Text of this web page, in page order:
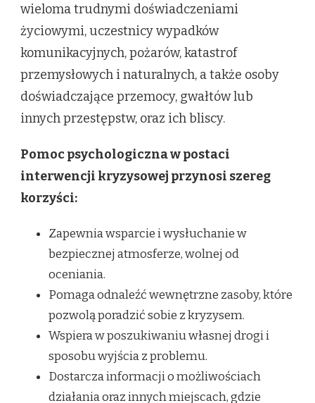
wieloma trudnymi doświadczeniami
życiowymi, uczestnicy wypadków
komunikacyjnych, pożarów, katastrof
przemysłowych i naturalnych, a także osoby
doświadczające przemocy, gwałtów lub
innych przestępstw, oraz ich bliscy.
Pomoc psychologiczna w postaci
interwencji kryzysowej przynosi szereg
korzyści:
Zapewnia wsparcie i wysłuchanie w
bezpiecznej atmosferze, wolnej od
oceniania.
Pomaga odnaleźć wewnętrzne zasoby, które
pozwolą poradzić sobie z kryzysem.
Wspiera w poszukiwaniu własnej drogi i
sposobu wyjścia z problemu.
Dostarcza informacji o możliwościach
działania oraz innych miejscach, gdzie